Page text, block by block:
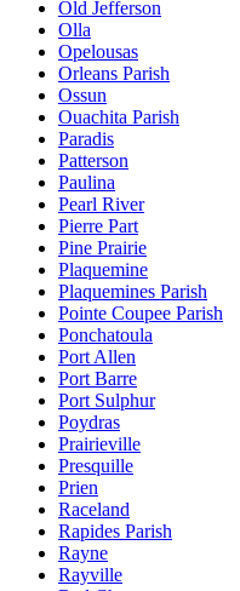
Old Jefferson
Olla
Opelousas
Orleans Parish
Ossun
Ouachita Parish
Paradis
Patterson
Paulina
Pearl River
Pierre Part
Pine Prairie
Plaquemine
Plaquemines Parish
Pointe Coupee Parish
Ponchatoula
Port Allen
Port Barre
Port Sulphur
Poydras
Prairieville
Presquille
Prien
Raceland
Rapides Parish
Rayne
Rayville